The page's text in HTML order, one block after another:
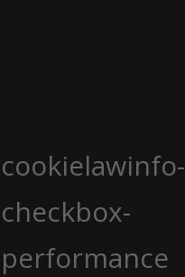
cookielawinfo-
checkbox-
performance